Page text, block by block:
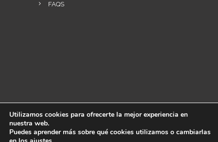
FAQS
Utilizamos cookies para ofrecerte la mejor experiencia en
nuestra web.
Puedes aprender más sobre qué cookies utilizamos o cambiarlas